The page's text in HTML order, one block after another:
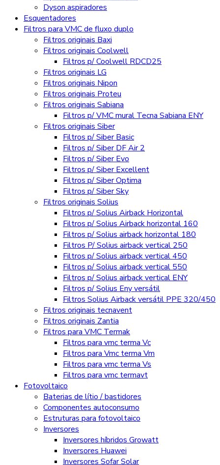
Dyson aspiradores
Esquentadores
Filtros para VMC de fluxo duplo
Filtros originais Baxi
Filtros originais Coolwell
Filtros p/ Coolwell RDCD25
Filtros originais LG
Filtros originais Nipon
Filtros originais Proteu
Filtros originais Sabiana
Filtros p/ VMC mural Tecna Sabiana ENY
Filtros originais Siber
Filtros p/ Siber Basic
Filtros p/ Siber DF Air 2
Filtros p/ Siber Evo
Filtros p/ Siber Excellent
Filtros p/ Siber Optima
Filtros p/ Siber Sky
Filtros originais Solius
Filtros p/ Solius Airback Horizontal
Filtros p/ Solius Airback horizontal 160
Filtros p/ Solius airback horizontal 180
Filtros P/ Solius airback vertical 250
Filtros p/ Solius airback vertical 450
Filtros p/ Solius airback vertical 550
Filtros p/ Solius airback vertical ENY
Filtros p/ Solius Eny versátil
Filtros Solius Airback versátil PPE 320/450
Filtros originais tecnavent
Filtros originais Zantia
Filtros para VMC Termak
Filtros para vmc terma Vc
Filtros para Vmc terma Vm
Filtros para vmc terma Vs
Filtros para vmc termavt
Fotovoltaico
Baterias de lítio / bastidores
Componentes autoconsumo
Estruturas para fotovoltaico
Inversores
Inversores híbridos Growatt
Inversores Huawei
Inversores Sofar Solar